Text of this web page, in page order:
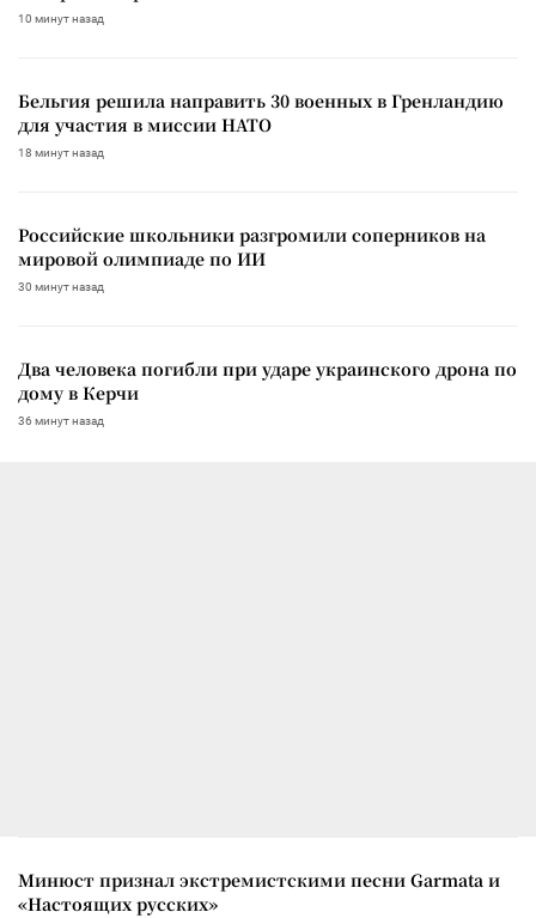
10 минут назад
Бельгия решила направить 30 военных в Гренландию
для участия в миссии НАТО
18 минут назад
Российские школьники разгромили соперников на
мировой олимпиаде по ИИ
30 минут назад
Два человека погибли при ударе украинского дрона по
дому в Керчи
36 минут назад
Минюст признал экстремистскими песни Garmata и
«Настоящих русских»